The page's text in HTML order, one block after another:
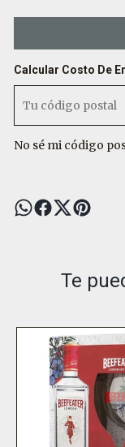
Calcular Costo De
No sé mi código
Te